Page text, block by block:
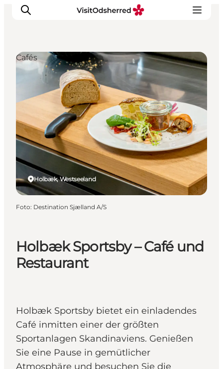
Erlebnisse
Essen
Unterkünfte
Nützliches
Holbæk Sportsby – Café und
Restaurant
Holbæk Sportsby bietet ein einladendes
Café inmitten einer der größten
Sportanlagen Skandinaviens. Genießen
Sie eine Pause in gemütlicher
Atmosphäre und besuchen Sie die
Holbæk, Westseeland
Cafés
Foto: Destination Sjælland A/S